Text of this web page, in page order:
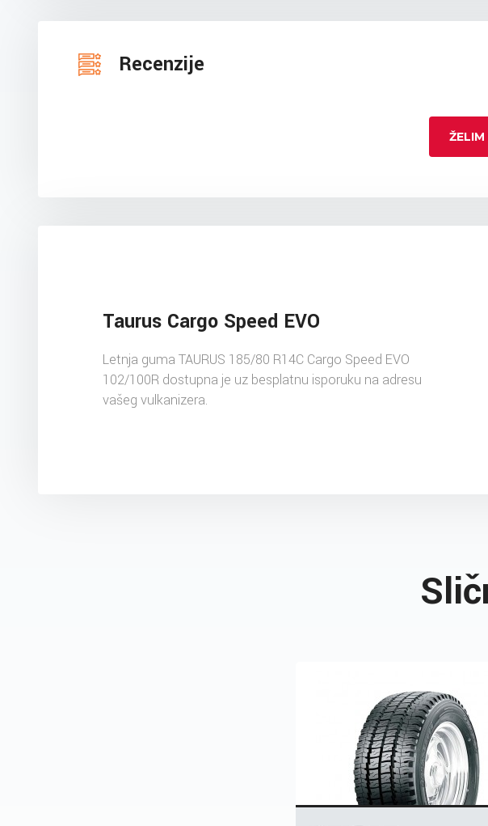
Recenzije
Taurus Cargo Speed EVO
Letnja guma TAURUS 185/80 R14C Cargo Speed EVO
102/100R dostupna je uz besplatnu isporuku na adresu
vašeg vulkanizera.